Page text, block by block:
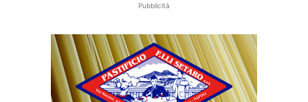
Pubblicità